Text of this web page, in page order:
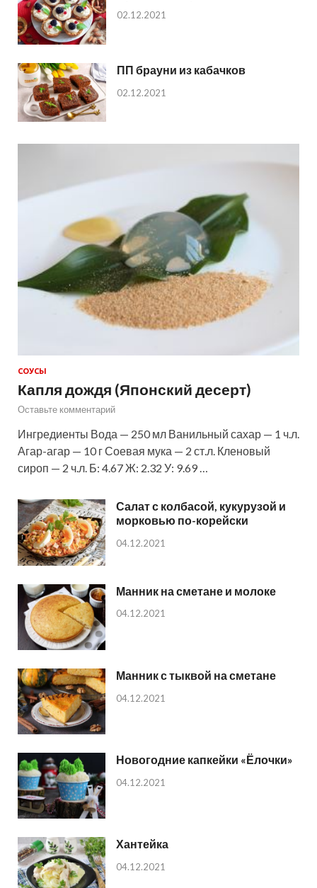
02.12.2021
ПП брауни из кабачков
02.12.2021
СОУСЫ
Капля дождя (Японский десерт)
Оставьте комментарий
Ингредиенты Вода — 250 мл Ванильный сахар — 1 ч.л.
Агар-агар — 10 г Соевая мука — 2 ст.л. Кленовый
сироп — 2 ч.л. Б: 4.67 Ж: 2.32 У: 9.69 …
Салат с колбасой, кукурузой и
морковью по-корейски
04.12.2021
Манник на сметане и молоке
04.12.2021
Манник с тыквой на сметане
04.12.2021
Новогодние капкейки «Ёлочки»
04.12.2021
Хантейка
04.12.2021